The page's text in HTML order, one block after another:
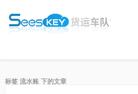
标签 流水账 下的文章